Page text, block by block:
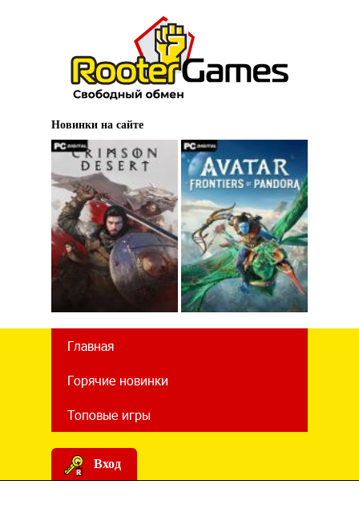
Новинки на сайте
Главная
Горячие новинки
Топовые игры
Вход